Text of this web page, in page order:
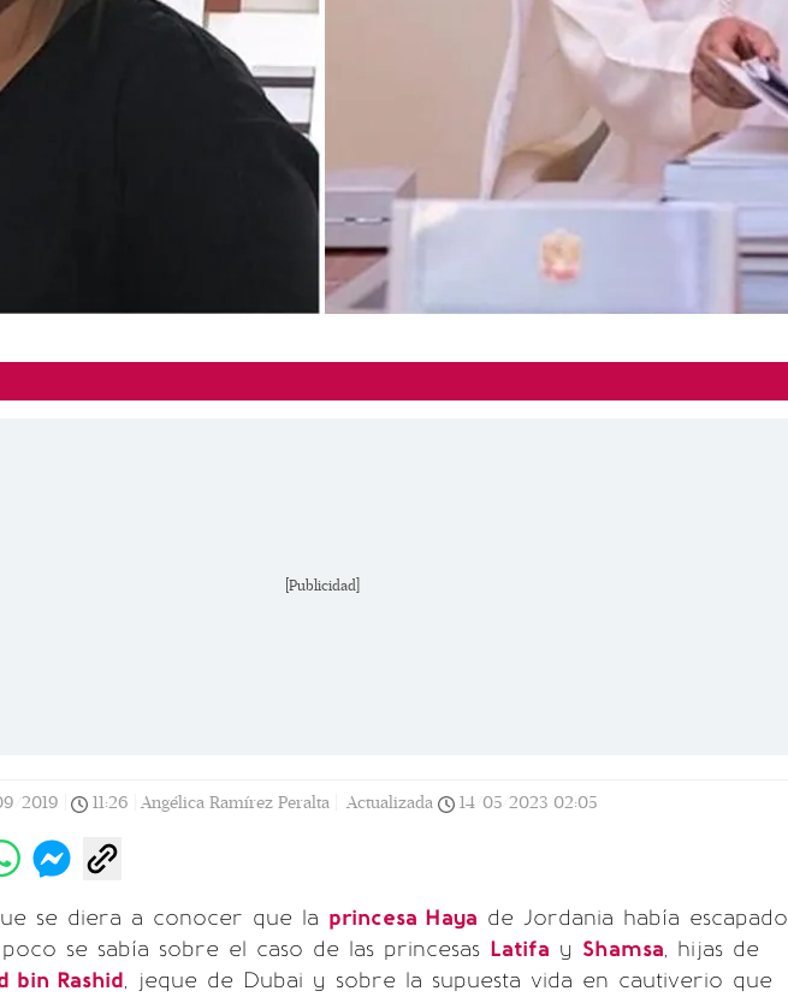
[Publicidad]
2019 11:26 Angélica Ramírez Peralta | Actualizada 14/05/2023 02:05
se diera a conocer que la princesa Haya de Jordania había escapado
se sabía sobre el caso de las princesas Latifa y Shamsa, hijas de
bin Rashid, jeque de Dubai y sobre la supuesta vida en cautiverio que